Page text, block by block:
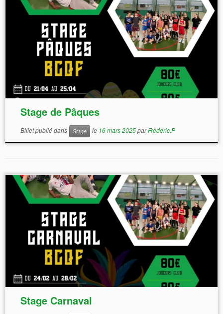
Stage de Pâques
Billet publié dans Stage le 16 mars 2025parFrederic.P
emerick@bcqf.fr
Stage Carnaval